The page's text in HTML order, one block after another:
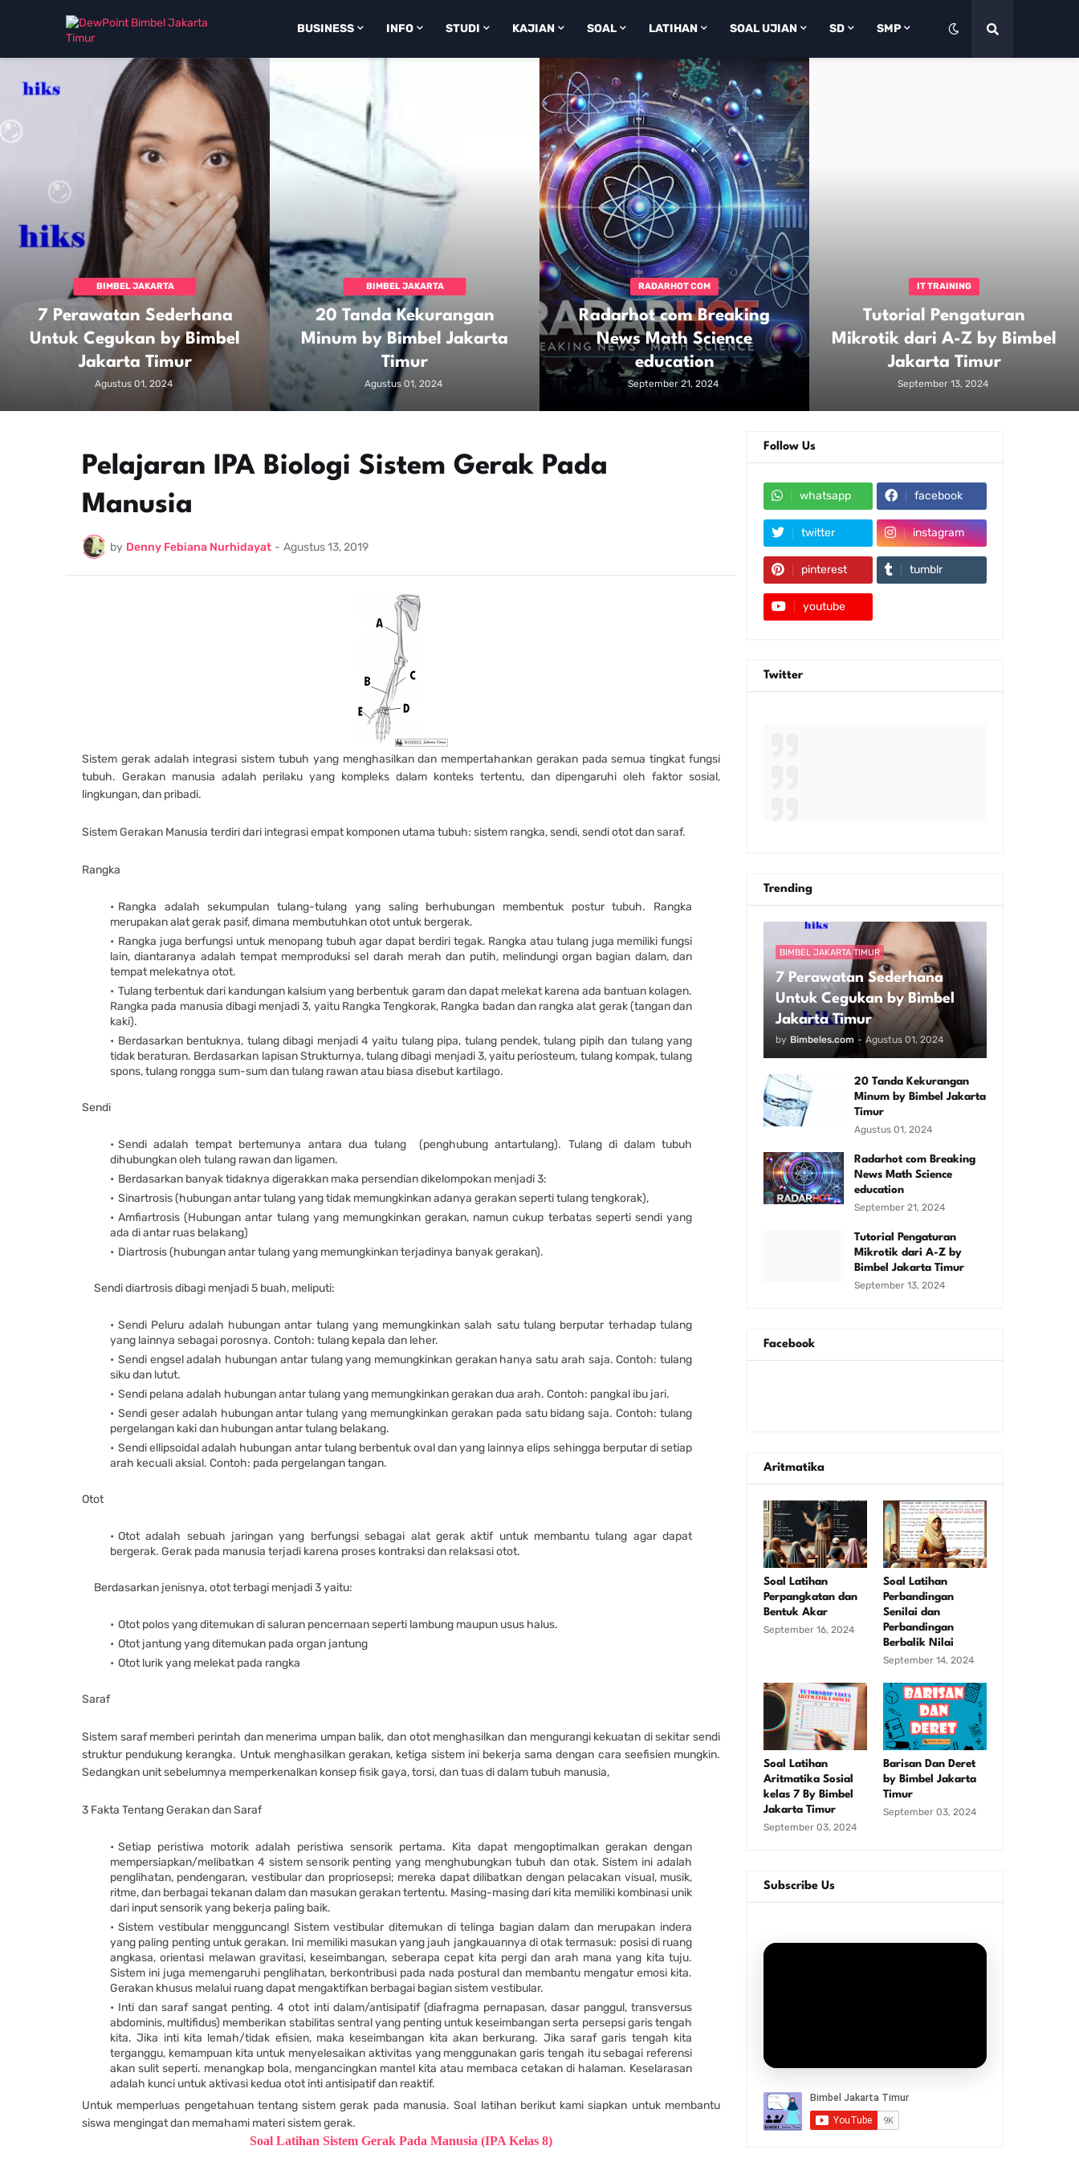
BUSINESS INFO STUDI KAJIAN SOAL LATIHAN SOAL UJIAN SD SMP
BIMBEL JAKARTA
TIMUR
7 Perawatan Sederhana
Untuk Cegukan by Bimbel
Jakarta Timur
Agustus 01, 2024
BIMBEL JAKARTA
TIMUR
20 Tanda Kekurangan
Minum by Bimbel Jakarta
Timur
Agustus 01, 2024
RADARHOT COM
Radarhot com Breaking
News Math Science
education
September 21, 2024
IT TRAINING
Tutorial Pengaturan
Mikrotik dari A-Z by Bimbel
Jakarta Timur
September 13, 2024
Pelajaran IPA Biologi Sistem Gerak Pada
Manusia
by Denny Febiana Nurhidayat - Agustus 13, 2019
Sistem gerak adalah integrasi sistem tubuh yang menghasilkan dan mempertahankan gerakan pada semua tingkat fungsi
tubuh. Gerakan manusia adalah perilaku yang kompleks dalam konteks tertentu, dan dipengaruhi oleh faktor sosial,
lingkungan, dan pribadi.
Sistem Gerakan Manusia terdiri dari integrasi empat komponen utama tubuh: sistem rangka, sendi, sendi otot dan saraf.
Rangka
Rangka adalah sekumpulan tulang-tulang yang saling berhubungan membentuk postur tubuh. Rangka
merupakan alat gerak pasif, dimana membutuhkan otot untuk bergerak.
Rangka juga berfungsi untuk menopang tubuh agar dapat berdiri tegak. Rangka atau tulang juga memiliki fungsi
lain, diantaranya adalah tempat memproduksi sel darah merah dan putih, melindungi organ bagian dalam, dan
tempat melekatnya otot.
Tulang terbentuk dari kandungan kalsium yang berbentuk garam dan dapat melekat karena ada bantuan kolagen.
Rangka pada manusia dibagi menjadi 3, yaitu Rangka Tengkorak, Rangka badan dan rangka alat gerak (tangan dan
kaki).
Berdasarkan bentuknya, tulang dibagi menjadi 4 yaitu tulang pipa, tulang pendek, tulang pipih dan tulang yang
tidak beraturan. Berdasarkan lapisan Strukturnya, tulang dibagi menjadi 3, yaitu periosteum, tulang kompak, tulang
spons, tulang rongga sum-sum dan tulang rawan atau biasa disebut kartilago.
Sendi
Sendi adalah tempat bertemunya antara dua tulang (penghubung antartulang). Tulang di dalam tubuh
dihubungkan oleh tulang rawan dan ligamen.
Berdasarkan banyak tidaknya digerakkan maka persendian dikelompokan menjadi 3:
Sinartrosis (hubungan antar tulang yang tidak memungkinkan adanya gerakan seperti tulang tengkorak),
Amfiartrosis (Hubungan antar tulang yang memungkinkan gerakan, namun cukup terbatas seperti sendi yang
ada di antar ruas belakang)
Diartrosis (hubungan antar tulang yang memungkinkan terjadinya banyak gerakan).
Sendi diartrosis dibagi menjadi 5 buah, meliputi:
Sendi Peluru adalah hubungan antar tulang yang memungkinkan salah satu tulang berputar terhadap tulang
yang lainnya sebagai porosnya. Contoh: tulang kepala dan leher.
Sendi engsel adalah hubungan antar tulang yang memungkinkan gerakan hanya satu arah saja. Contoh: tulang
siku dan lutut.
Sendi pelana adalah hubungan antar tulang yang memungkinkan gerakan dua arah. Contoh: pangkal ibu jari.
Sendi geser adalah hubungan antar tulang yang memungkinkan gerakan pada satu bidang saja. Contoh: tulang
pergelangan kaki dan hubungan antar tulang belakang.
Sendi ellipsoidal adalah hubungan antar tulang berbentuk oval dan yang lainnya elips sehingga berputar di setiap
arah kecuali aksial. Contoh: pada pergelangan tangan.
Otot
Otot adalah sebuah jaringan yang berfungsi sebagai alat gerak aktif untuk membantu tulang agar dapat
bergerak. Gerak pada manusia terjadi karena proses kontraksi dan relaksasi otot.
Berdasarkan jenisnya, otot terbagi menjadi 3 yaitu:
Otot polos yang ditemukan di saluran pencernaan seperti lambung maupun usus halus.
Otot jantung yang ditemukan pada organ jantung
Otot lurik yang melekat pada rangka
Saraf
Sistem saraf memberi perintah dan menerima umpan balik, dan otot menghasilkan dan mengurangi kekuatan di sekitar sendi
struktur pendukung kerangka. Untuk menghasilkan gerakan, ketiga sistem ini bekerja sama dengan cara seefisien mungkin.
Sedangkan unit sebelumnya memperkenalkan konsep fisik gaya, torsi, dan tuas di dalam tubuh manusia,
3 Fakta Tentang Gerakan dan Saraf
Setiap peristiwa motorik adalah peristiwa sensorik pertama. Kita dapat mengoptimalkan gerakan dengan
mempersiapkan/melibatkan 4 sistem sensorik penting yang menghubungkan tubuh dan otak. Sistem ini adalah
penglihatan, pendengaran, vestibular dan propriosepsi; mereka dapat dilibatkan dengan pelacakan visual, musik,
ritme, dan berbagai tekanan dalam dan masukan gerakan tertentu. Masing-masing dari kita memiliki kombinasi unik
dari input sensorik yang bekerja paling baik.
Sistem vestibular mengguncang! Sistem vestibular ditemukan di telinga bagian dalam dan merupakan indera
yang paling penting untuk gerakan. Ini memiliki masukan yang jauh jangkauannya di otak termasuk: posisi di ruang
angkasa, orientasi melawan gravitasi, keseimbangan, seberapa cepat kita pergi dan arah mana yang kita tuju.
Sistem ini juga memengaruhi penglihatan, berkontribusi pada nada postural dan membantu mengatur emosi kita.
Gerakan khusus melalui ruang dapat mengaktifkan berbagai bagian sistem vestibular.
Inti dan saraf sangat penting. 4 otot inti dalam/antisipatif (diafragma pernapasan, dasar panggul, transversus
abdominis, multifidus) memberikan stabilitas sentral yang penting untuk keseimbangan serta persepsi garis tengah
kita. Jika inti kita lemah/tidak efisien, maka keseimbangan kita akan berkurang. Jika saraf garis tengah kita
terganggu, kemampuan kita untuk menyelesaikan aktivitas yang menggunakan garis tengah itu sebagai referensi
akan sulit seperti. menangkap bola, mengancingkan mantel kita atau membaca cetakan di halaman. Keselarasan
adalah kunci untuk aktivasi kedua otot inti antisipatif dan reaktif.
Untuk memperluas pengetahuan tentang sistem gerak pada manusia. Soal latihan berikut kami siapkan untuk membantu
siswa mengingat dan memahami materi sistem gerak.
Soal Latihan Sistem Gerak Pada Manusia (IPA Kelas 8)
Follow Us
whatsapp facebook
twitter instagram
pinterest tumblr
youtube
Twitter
Trending
BIMBEL JAKARTA TIMUR
7 Perawatan Sederhana
Untuk Cegukan by Bimbel
Jakarta Timur
by Bimbeles.com - Agustus 01, 2024
20 Tanda Kekurangan
Minum by Bimbel Jakarta
Timur
Agustus 01, 2024
Radarhot com Breaking
News Math Science
education
September 21, 2024
Tutorial Pengaturan
Mikrotik dari A-Z by
Bimbel Jakarta Timur
September 13, 2024
Facebook
Aritmatika
Soal Latihan
Perpangkatan dan
Bentuk Akar
September 16, 2024
Soal Latihan
Perbandingan
Senilai dan
Perbandingan
Berbalik Nilai
September 14, 2024
Soal Latihan
Aritmatika Sosial
kelas 7 By Bimbel
Jakarta Timur
September 03, 2024
Barisan Dan Deret
by Bimbel Jakarta
Timur
September 03, 2024
Subscribe Us